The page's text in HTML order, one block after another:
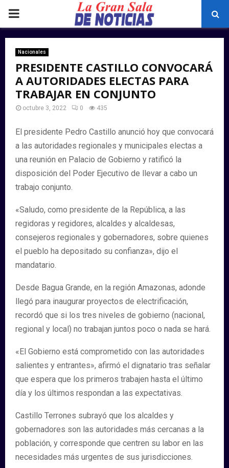
PRIMARY
MENU
Nacionales
PRESIDENTE CASTILLO CONVOCARÁ
A AUTORIDADES ELECTAS PARA
TRABAJAR EN CONJUNTO
octubre 3, 2022 0 435
El presidente Pedro Castillo anunció hoy que convocará
a las autoridades regionales y municipales electas a
una reunión en Palacio de Gobierno y ratificó la
disposición del Poder Ejecutivo de llevar a cabo un
trabajo conjunto.
«Saludo, como presidente de la República, a las
regidoras y regidores, alcaldes y alcaldesas,
consejeros regionales y gobernadores, sobre quienes
el pueblo ha depositado su confianza», dijo el
mandatario.
Desde Bagua Grande, en la región Amazonas, adonde
llegó para inaugurar proyectos de electrificación,
recordó que si los tres niveles de gobierno (nacional,
regional y local) no trabajan juntos poco o nada se hará.
«El Gobierno está comprometido con las autoridades
salientes y entrantes», afirmó el dignatario tras señalar
que espera que los primeros trabajen hasta el último
día y los últimos respondan a las expectativas.
Castillo Terrones subrayó que los alcaldes y
gobernadores son las autoridades más cercanas a la
población, y corresponde que centren su labor en las
necesidades más urgentes de sus jurisdicciones.